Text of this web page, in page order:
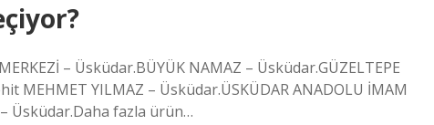
– Üsküdar.BÜYÜK NAMAZ – Üsküdar.GÜZELTEPE
MEHMET YILMAZ – Üsküdar.ÜSKÜDAR ANADOLU İMAM
– Üsküdar.Daha fazla ürün…